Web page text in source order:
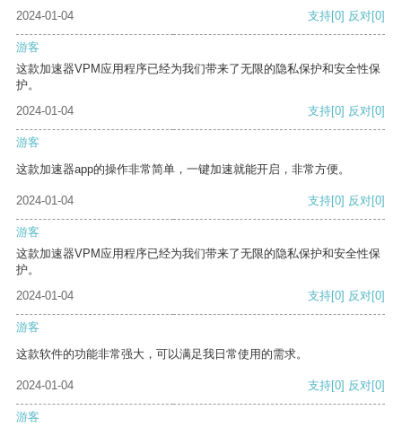
2024-01-04
支持[0] 反对[0]
游客
这款加速器VPM应用程序已经为我们带来了无限的隐私保护和安全性保
护。
2024-01-04
支持[0] 反对[0]
游客
这款加速器app的操作非常简单，一键加速就能开启，非常方便。
2024-01-04 支持[0] 反对[0]
游客
这款加速器VPM应用程序已经为我们带来了无限的隐私保护和安全性保
护。
2024-01-04
支持[0] 反对[0]
游客
这款软件的功能非常强大，可以满足我日常使用的需求。
2024-01-04 支持[0] 反对[0]
游客